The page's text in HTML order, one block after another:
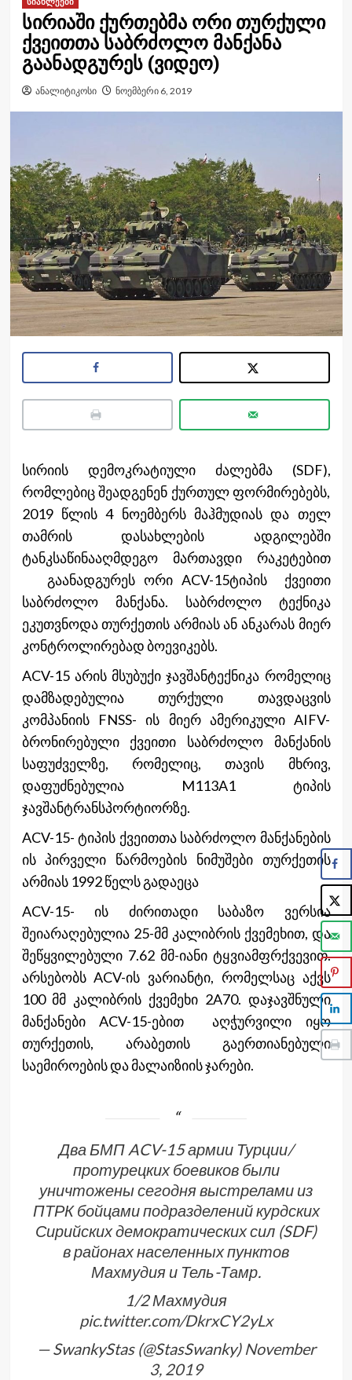
სირიაში ქურთებმა ორი თურქული
ქვეითთა საბრძოლო მანქანა
გაანადგურეს (ვიდეო)
ანალიტიკოსი ნოემბერი 6, 2019
სირიის დემოკრატიული ძალებმა (SDF),
რომლებიც შეადგენენ ქურთულ ფორმირებებს,
2019 წლის 4 ნოემბერს მაჰმუდიას და თელ
თამრის დასახლების ადგილებში
ტანკსაწინააღმდეგო მართავდი რაკეტებით
გაანადგურეს ორი ACV-15ტიპის ქვეითი
საბრძოლო მანქანა. საბრძოლო ტექნიკა
ეკუთვნოდა თურქეთის არმიას ან ანკარას მიერ
კონტროლირებად ბოევიკებს.
ACV-15 არის მსუბუქი ჯავშანტექნიკა რომელიც
დამზადებულია თურქული თავდაცვის
კომპანიის FNSS- ის მიერ ამერიკული AIFV-
ბრონირებული ქვეითი საბრძოლო მანქანის
საფუძველზე, რომელიც, თავის მხრივ,
დაფუძნებულია M113A1 ტიპის
ჯავშანტრანსპორტიორზე.
ACV-15- ტიპის ქვეითთა საბრძოლო მანქანების
ის პირველი წარმოების ნიმუშები თურქეთის
არმიას 1992 წელს გადაეცა
ACV-15- ის ძირითადი საბაზო ვერსია
შეიარაღებულია 25-მმ კალიბრის ქვემეხით, და
შეწყვილებული 7.62 მმ-იანი ტყვიამფრქვევით.
არსებობს ACV-ის ვარიანტი, რომელსაც აქვს
100 მმ კალიბრის ქვემეხი 2A70. დაჯავშნული
მანქანები ACV-15-ებით აღჭურვილი იყო
თურქეთის, არაბეთის გაერთიანებული
საემიროების და მალაიზიის ჯარები.
Два БМП ACV-15 армии Турции/
протурецких боевиков были
уничтожены сегодня выстрелами из
ПТРК бойцами подразделений курдских
Сирийских демократических сил (SDF)
в районах населенных пунктов
Махмудия и Тель-Тамр.
1/2 Махмудия
pic.twitter.com/DkrxCY2yLx
— SwankyStas (@StasSwanky) November
3, 2019